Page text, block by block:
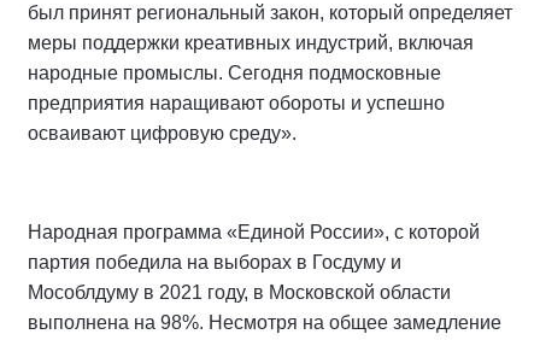
был принят региональный закон, который определяет
меры поддержки креативных индустрий, включая
народные промыслы. Сегодня подмосковные
предприятия наращивают обороты и успешно
осваивают цифровую среду».
Народная программа «Единой России», с которой
партия победила на выборах в Госдуму и
Мособлдуму в 2021 году, в Московской области
выполнена на 98%. Несмотря на общее замедление